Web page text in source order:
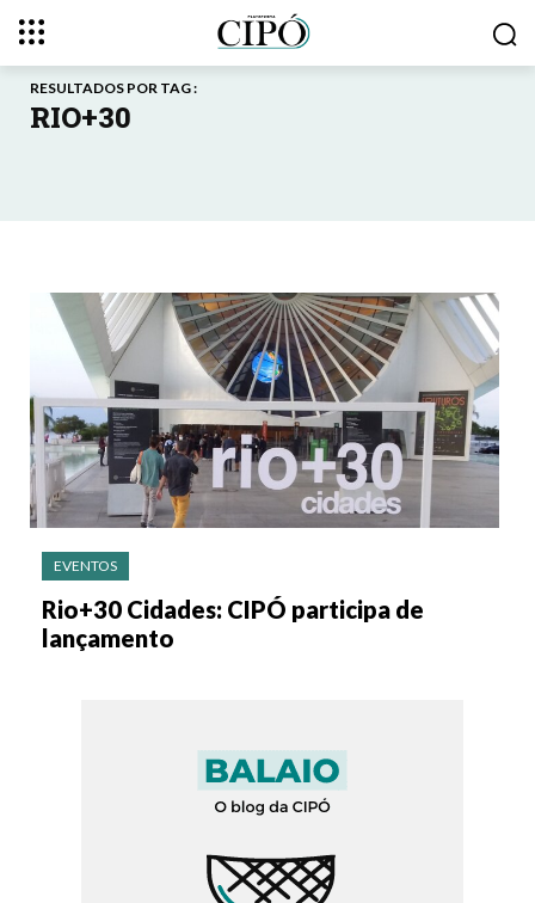
RESULTADOS POR TAG :
RIO+30
EVENTOS
Rio+30 Cidades: CIPÓ participa de
lançamento